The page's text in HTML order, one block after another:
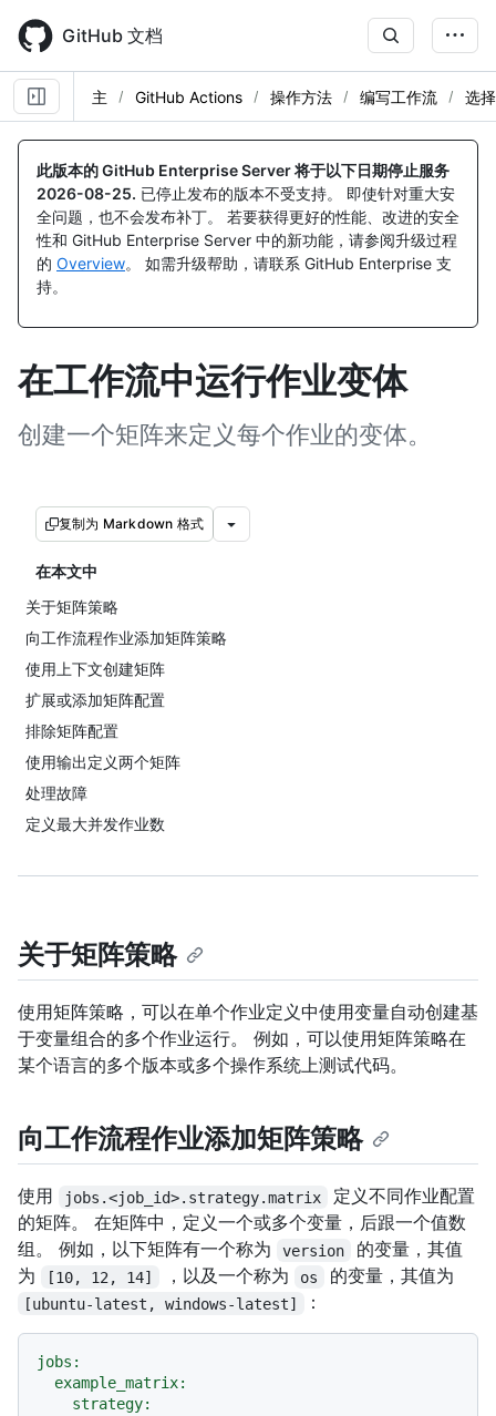
main
content
GitHub 文档
主 GitHub Actions 操作方法 编写工作流 选
此版本的 GitHub Enterprise Server 将于以下日期停止服务
2026-08-25. 已停止发布的版本不受支持。 即使针对重大安
全问题，也不会发布补丁。 若要获得更好的性能、改进的安全
性和 GitHub Enterprise Server 中的新功能，请参阅升级过程
的 Overview。 如需升级帮助，请联系 GitHub Enterprise 支
持。
在工作流中运行作业变体
创建一个矩阵来定义每个作业的变体。
复制为 Markdown 格式
在本文中
关于矩阵策略
向工作流程作业添加矩阵策略
使用上下文创建矩阵
扩展或添加矩阵配置
排除矩阵配置
使用输出定义两个矩阵
处理故障
定义最大并发作业数
关于矩阵策略
使用矩阵策略，可以在单个作业定义中使用变量自动创建基
于变量组合的多个作业运行。 例如，可以使用矩阵策略在
某个语言的多个版本或多个操作系统上测试代码。
向工作流程作业添加矩阵策略
使用 jobs.<job_id>.strategy.matrix
定义不同作业配置
的矩阵。 在矩阵中，定义一个或多个变量，后跟一个值数
组。 例如，以下矩阵有一个称为
version
的变量，其值
为
[10, 12, 14] ，以及一个称为 os 的变量，其值为
[ubuntu-latest, windows-latest] ：
jobs:
example_matrix:
strategy: